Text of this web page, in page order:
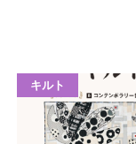
キルト